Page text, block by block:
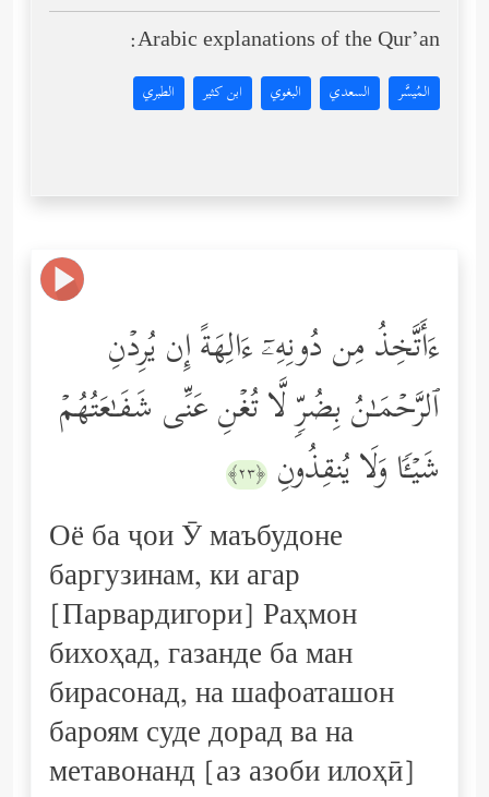
Arabic explanations of the Qur’an:
المُيسَّر السعدي البغوي ابن كثير الطبري
ءَأَتَّخِذُ مِن دُونِهِۦۤ ءَالِهَةً إِن یُرِدۡنِ
ٱلرَّحۡمَـٰنُ بِضُرࣲّ لَّا تُغۡنِ عَنِّی شَفَـٰعَتُهُمۡ
شَیۡـࣰٔا وَلَا یُنقِذُونِ ﴿٢٣﴾
Оё ба ҷои Ӯ маъбудоне
баргузинам, ки агар
[Парвардигори] Раҳмон
бихоҳад, газанде ба ман
бирасонад, на шафоаташон
бароям суде дорад ва на
метавонанд [аз азоби илоҳӣ]